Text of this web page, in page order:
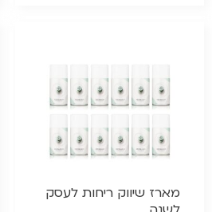
מארז שיווק ריחות לעסק